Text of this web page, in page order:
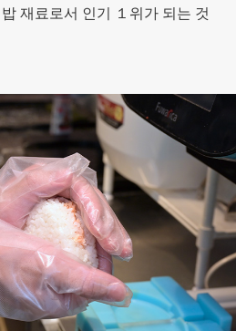
재료로서 인기 １위가 되는 것